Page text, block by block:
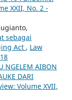
XXII, No. 2 -
sebagai
Act , Law
NGELEM AIBON
DARI
Volume XVII,